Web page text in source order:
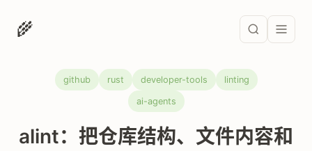
🌾
github rust developer-tools linting
ai-agents
alint：把仓库结构、文件内容和